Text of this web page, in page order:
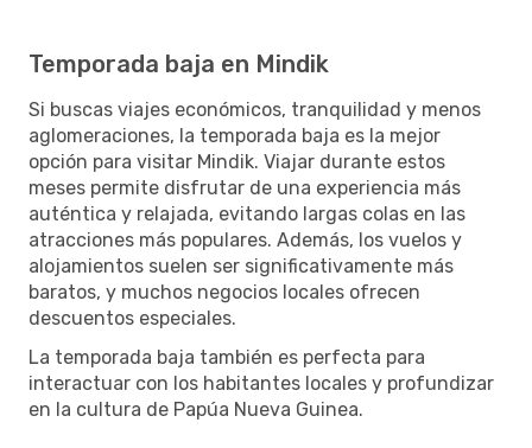
Temporada baja en Mindik
Si buscas viajes económicos, tranquilidad y menos
aglomeraciones, la temporada baja es la mejor
opción para visitar Mindik. Viajar durante estos
meses permite disfrutar de una experiencia más
auténtica y relajada, evitando largas colas en las
atracciones más populares. Además, los vuelos y
alojamientos suelen ser significativamente más
baratos, y muchos negocios locales ofrecen
descuentos especiales.
La temporada baja también es perfecta para
interactuar con los habitantes locales y profundizar
en la cultura de Papúa Nueva Guinea.